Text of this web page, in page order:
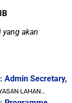
akan
Admin Secretary,
LAHAN...